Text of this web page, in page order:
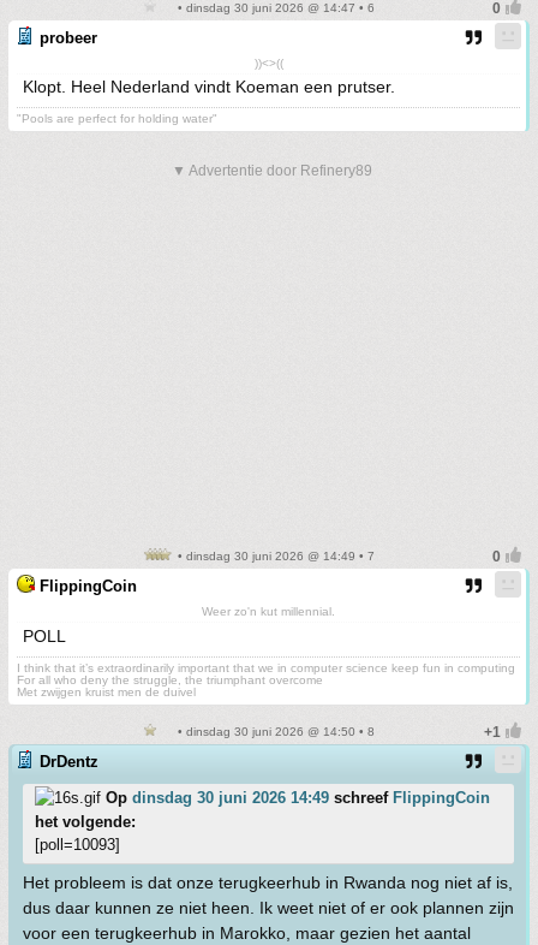
• dinsdag 30 juni 2026 @ 14:47 • 6
probeer
))<>((
Klopt. Heel Nederland vindt Koeman een prutser.
"Pools are perfect for holding water"
▼ Advertentie door Refinery89
• dinsdag 30 juni 2026 @ 14:49 • 7
FlippingCoin
Weer zo'n kut millennial.
POLL
I think that it’s extraordinarily important that we in computer science keep fun in computing
For all who deny the struggle, the triumphant overcome
Met zwijgen kruist men de duivel
• dinsdag 30 juni 2026 @ 14:50 • 8
DrDentz
Op dinsdag 30 juni 2026 14:49 schreef FlippingCoin
het volgende:
[poll=10093]
Het probleem is dat onze terugkeerhub in Rwanda nog niet af is,
dus daar kunnen ze niet heen. Ik weet niet of er ook plannen zijn
voor een terugkeerhub in Marokko, maar gezien het aantal